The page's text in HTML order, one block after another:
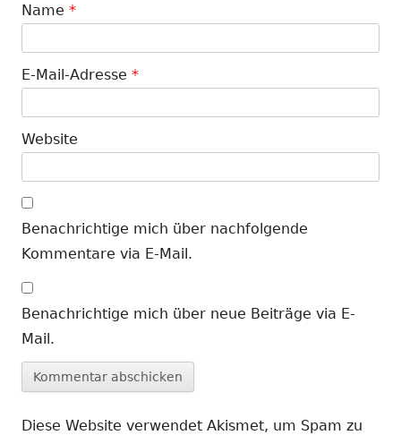
Name *
E-Mail-Adresse *
Website
Benachrichtige mich über nachfolgende
Kommentare via E-Mail.
Benachrichtige mich über neue Beiträge via E-
Mail.
Diese Website verwendet Akismet, um Spam zu